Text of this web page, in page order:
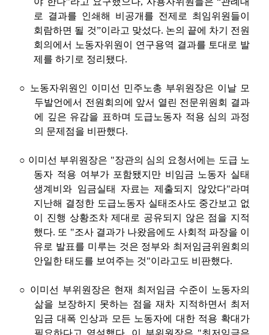
로 결과를 인쇄해 비공개를 전제로 최임위원들이
회람하면 될 것”이라고 맞섰다. 논의 끝에 차기 전원
회의에서 노동자위원이 연구용역 결과를 토대로 발
제를 하기로 정리됐다.
○
노동자위원인 이미선 민주노총 부위원장은 이날 모
두발언에서 전원회의에 앞서 열린 전문위원회 결과
에 깊은 유감을 표하며 도급노동자 적용 심의 과정
의 문제점을 비판했다.
○ 이미선 부위원장은 "장관의 심의 요청서에는 도급 노
동자 적용 여부가 포함됐지만 비임금 노동자 실태
생계비와 임금실태 자료는 제출되지 않았다"라며
지난해 결정한 도급노동자 실태조사도 중간보고 없
이 진행 상황조차 제대로 공유되지 않은 점을 지적
했다. 또 "조사 결과가 나왔음에도 사회적 파장을 이
유로 발표를 미루는 것은 정부와 최저임금위원회의
안일한 태도를 보여주는 것"이라고도 비판했다.
○ 이미선 부위원장은 현재 최저임금 수준이 노동자의
삶을 보장하지 못하는 점을 재차 지적하면서 최저
임금 대폭 인상과 모든 노동자에 대한 적용 확대가
필요하다고 역설했다. 이 부위원장은 "최저임금은